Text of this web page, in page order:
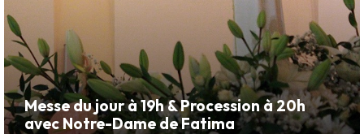
Messe du jour à 19h & Procession à 20h
avec Notre-Dame de Fatima